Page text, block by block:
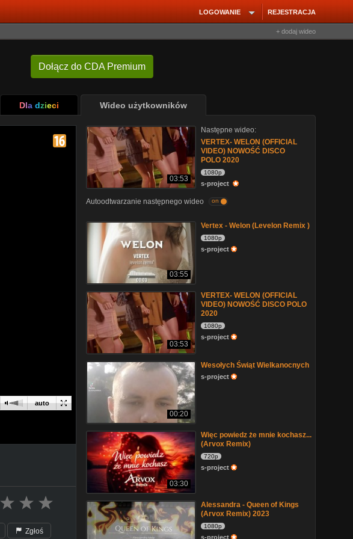
REJESTRACJA
LOGOWANIE
+ dodaj wideo
Dołącz do CDA Premium
Dla dzieci Wideo użytkowników
auto
Zgłoś
03:53
Następne wideo:
VERTEX- WELON (OFFICIAL
VIDEO) NOWOŚĆ DISCO
POLO 2020
1080p
s-project
Autoodtwarzanie następnego wideo on
03:55
Vertex - Welon (Levelon Remix )
1080p
s-project
03:53
VERTEX- WELON (OFFICIAL
VIDEO) NOWOŚĆ DISCO POLO
2020
1080p
s-project
00:20
Wesołych Świąt Wielkanocnych
s-project
03:30
Więc powiedz że mnie kochasz...
(Arvox Remix)
720p
s-project
Alessandra - Queen of Kings
(Arvox Remix) 2023
1080p
s-project